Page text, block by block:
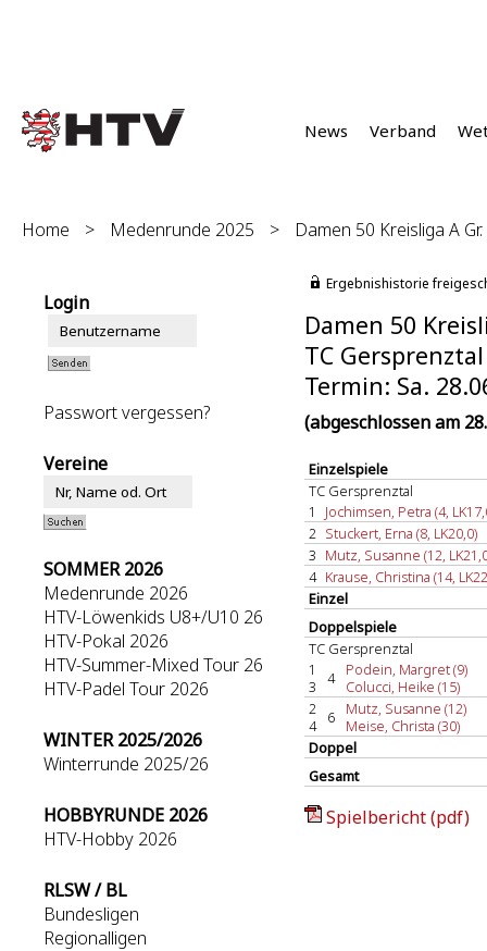
News Verband
Home > Medenrunde 2025 > Damen 50 Kreisliga A
Login
Passwort vergessen?
Vereine
SOMMER 2026
Medenrunde 2026
HTV-Löwenkids U8+/U10 26
HTV-Pokal 2026
HTV-Summer-Mixed Tour 26
HTV-Padel Tour 2026
WINTER 2025/2026
Winterrunde 2025/26
HOBBYRUNDE 2026
HTV-Hobby 2026
RLSW / BL
Bundesligen
Regionalligen
Ergebnishistorie
Damen 50
TC
Termin: Sa.
(abgeschlossen am
Einzelspiele
TC Gersprenztal
1
Jochimsen, Petra (4,
2 Stuckert, Erna (8, LK20,0)
3 Mutz, Susanne (12,
4 Krause, Christina (14,
Einzel
Doppelspiele
TC Gersprenztal
1
3
4
Podein, Margret (9)
Colucci, Heike (15)
2
4
6
Mutz, Susanne (12)
Meise, Christa (30)
Doppel
Gesamt
Spielbericht (pdf)